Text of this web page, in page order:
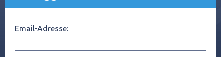
Email-Adresse: